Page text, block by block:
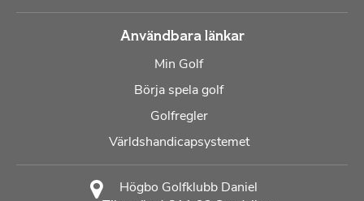
Användbara länkar
Min Golf
Börja spela golf
Golfregler
Världshandicapsystemet
Högbo Golfklubb Daniel